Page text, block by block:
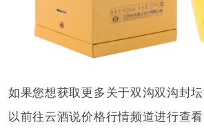
如果您想获取更多关于双沟双沟封
以前往云酒说价格行情频道进行查